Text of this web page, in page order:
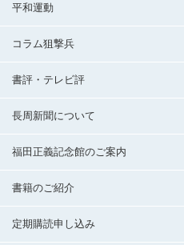
平和運動
コラム狙撃兵
書評・テレビ評
長周新聞について
福田正義記念館のご案内
書籍のご紹介
定期購読申し込み